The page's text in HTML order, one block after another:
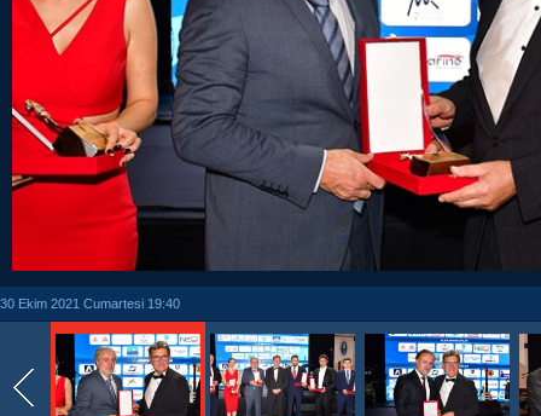
30 Ekim 2021 Cumartesi 19:40